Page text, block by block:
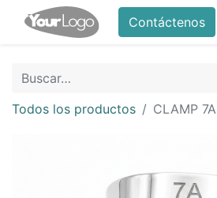
Contáctenos
Todos los productos CLAMP 7A